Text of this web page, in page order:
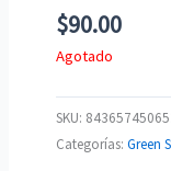
$90.00
Agotado
SKU:
Categorías:Green